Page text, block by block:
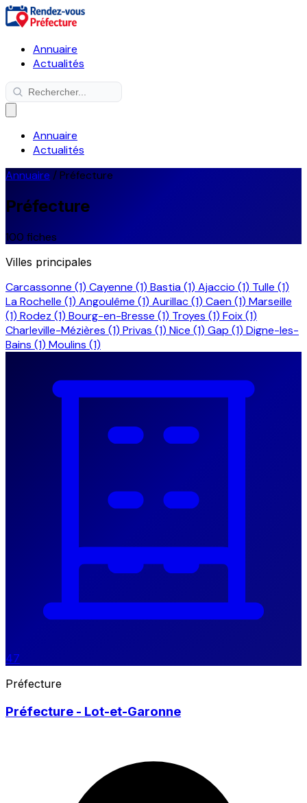
Annuaire
Actualités
Annuaire
Actualités
Annuaire /Préfecture
Préfecture
100 fiches
Villes principales
Carcassonne (1) Cayenne (1) Bastia(1) Ajaccio (1) Tulle (1)
La Rochelle (1) Angoulême (1) Aurillac(1) Caen(1) Marseille
(1) Rodez (1) Bourg-en-Bresse (1) Troyes (1) Foix(1)
Charleville-Mézières (1) Privas (1) Nice (1) Gap (1) Digne-les-
Bains (1) Moulins (1)
47
Préfecture
Préfecture - Lot-et-Garonne